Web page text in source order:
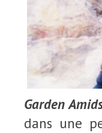
Garden
dans une